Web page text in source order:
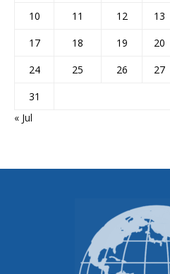
10
11 12 13
17
18 19 20
24
25 26 27
31
« Jul